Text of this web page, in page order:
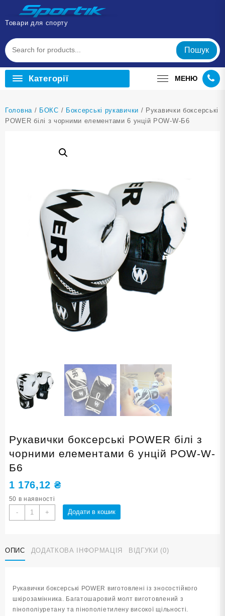
Перейти
вмісту
Товари для спорту
Пошук
Категорії МЕНЮ
Головна / БОКС / Боксерські рукавички / Рукавички боксерські
POWER білі з чорними елементами 6 унцій POW-W-Б6
Рукавички боксерські POWER білі з
чорними елементами 6 унцій POW-W-
Б6
1 176,12 ₴
50 в наявності
-
Рукавички
боксерські
з
чорними
+ Додати в кошик
ОПИС ДОДАТКОВА ІНФОРМАЦІЯ ВІДГУКИ (0)
Рукавички боксерські POWER виготовлені із зносостійкого
шкірозамінника. Багатошаровий молт виготовлений з
пінополіуретану та пінополіетилену високої щільності.